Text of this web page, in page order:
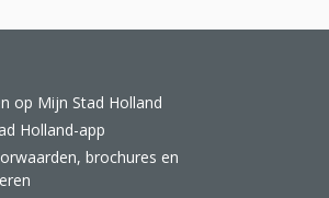
op Mijn Stad Holland
Holland-app
brochures en